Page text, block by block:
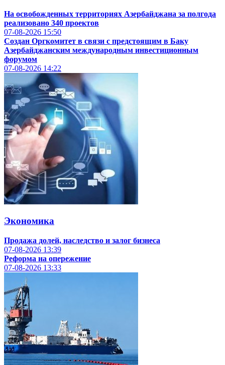
На освобожденных территориях Азербайджана за полгода
реализовано 340 проектов
07-08-2026 15:50
Создан Оргкомитет в связи с предстоящим в Баку
Азербайджанским международным инвестиционным
форумом
07-08-2026 14:22
Экономика
Продажа долей, наследство и залог бизнеса
07-08-2026 13:39
Реформа на опережение
07-08-2026 13:33